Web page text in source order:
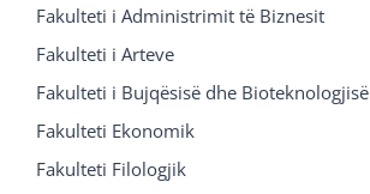
Fakulteti i Administrimit të Biznesit
Fakulteti i Arteve
Fakulteti i Bujqësisë dhe Bioteknologjisë
Fakulteti Ekonomik
Fakulteti Filologjik